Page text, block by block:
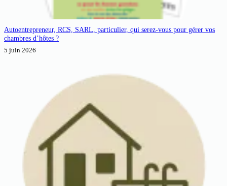
Autoentrepreneur, RCS, SARL, particulier, qui serez-vous pour gérer vos
chambres d’hôtes ?
5 juin 2026